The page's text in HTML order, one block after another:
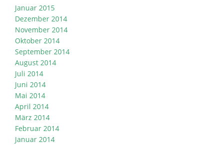
Januar 2015
Dezember 2014
November 2014
Oktober 2014
September 2014
August 2014
Juli 2014
Juni 2014
Mai 2014
April 2014
März 2014
Februar 2014
Januar 2014